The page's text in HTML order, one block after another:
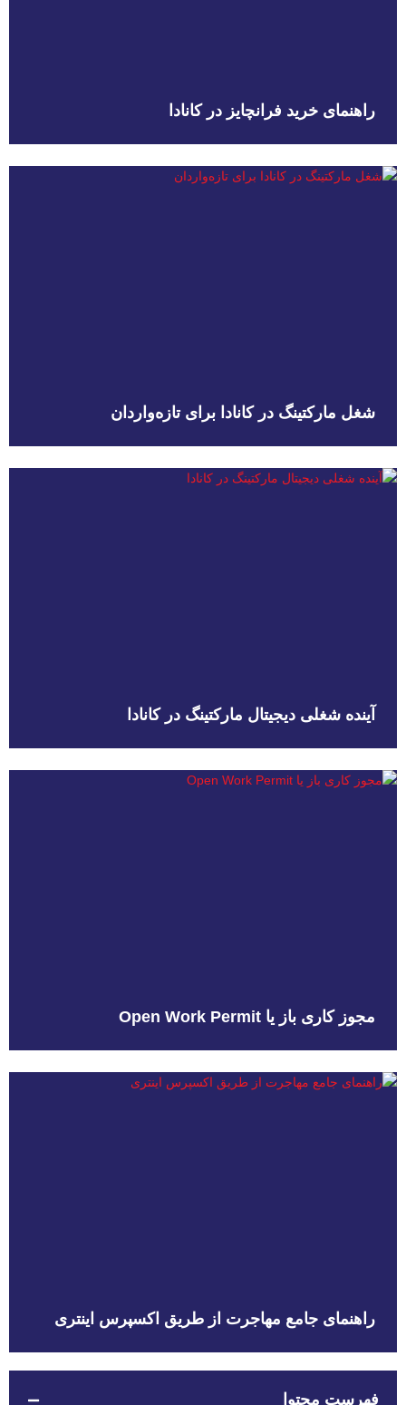
راهنمای خرید فرانچایز در کانادا
شغل مارکتینگ در کانادا برای تازه‌واردان
آینده شغلی دیجیتال مارکتینگ در کانادا
مجوز کاری باز یا Open Work Permit
راهنمای جامع مهاجرت از طریق اکسپرس اینتری
فهرست محتوا